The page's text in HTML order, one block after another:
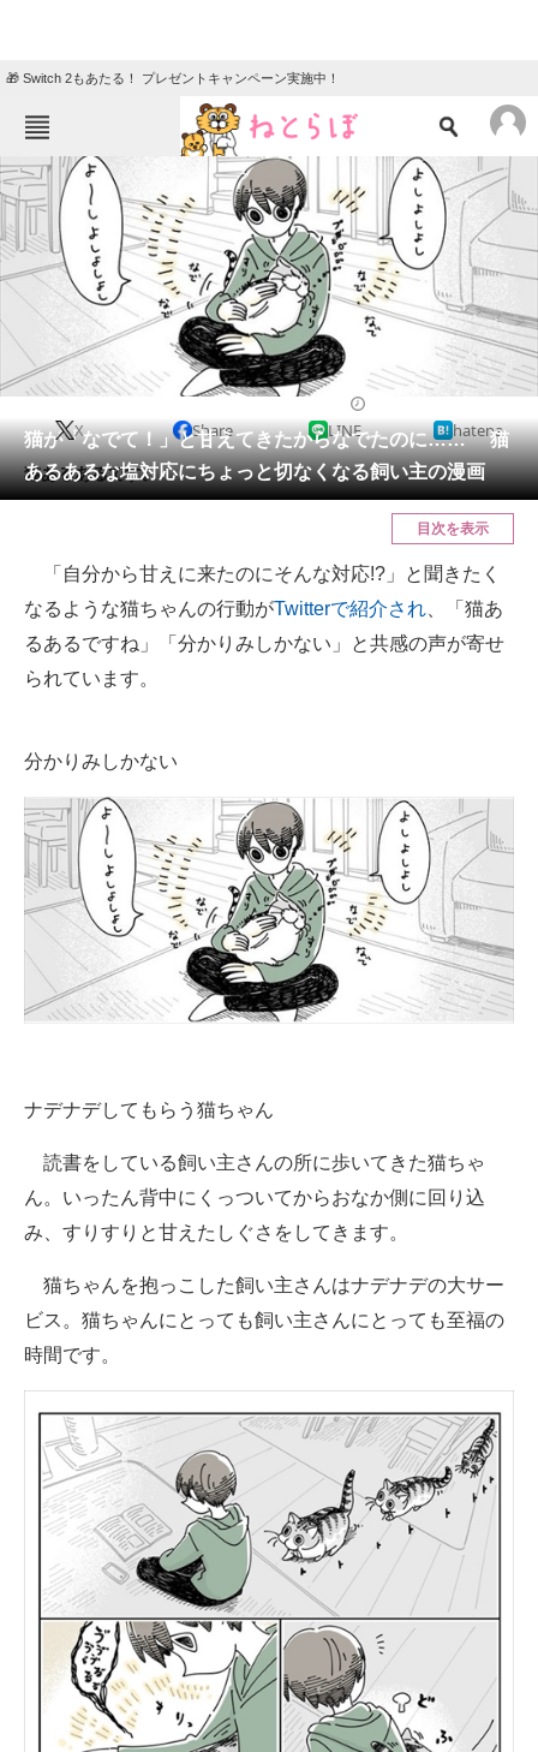
🎁 Switch 2もあたる！ プレゼントキャンペーン実施中！
ねとらぼメニュー
TOP ニュース
エンタメ クイズ
グルメ 地域
住まい 教育・育児
動物 リサーチ
会員記事
メディア
ITの今と未来を見通す
スマホと通信の最新トレンド
進化するPCとデバイスの未来
ビジネスと働き方のヒント
AI活用のいまが分かる
企業ITのトレンドを詳説
経営リーダーのコミュニティ
マーケ×ITの今がよく分かる
企業向けIT製品の総合サイト
IT製品の技術・比較・事例
製造業のIT導入・活用を支援
エレクトロニクス専門サイト
電子設計の基本と応用
エネルギーの専門メディア
建設×テクノロジーの最前線
ちょっと気になるネットの話題
猫が「なでて！」と甘えてきたからなでたのに…… 猫
あるあるな塩対応にちょっと切なくなる飼い主の漫画
X Share LINE hatena
猫あるあるです。
目次を表示
「自分から甘えに来たのにそんな対応!?」と聞きたく
なるような猫ちゃんの行動がTwitterで紹介され 、「猫あ
るあるですね」「分かりみしかない」と共感の声が寄せ
られています。
分かりみしかない
ナデナデしてもらう猫ちゃん
読書をしている飼い主さんの所に歩いてきた猫ちゃ
ん。いったん背中にくっついてからおなか側に回り込
み、すりすりと甘えたしぐさをしてきます。
猫ちゃんを抱っこした飼い主さんはナデナデの大サー
ビス。猫ちゃんにとっても飼い主さんにとっても至福の
時間です。